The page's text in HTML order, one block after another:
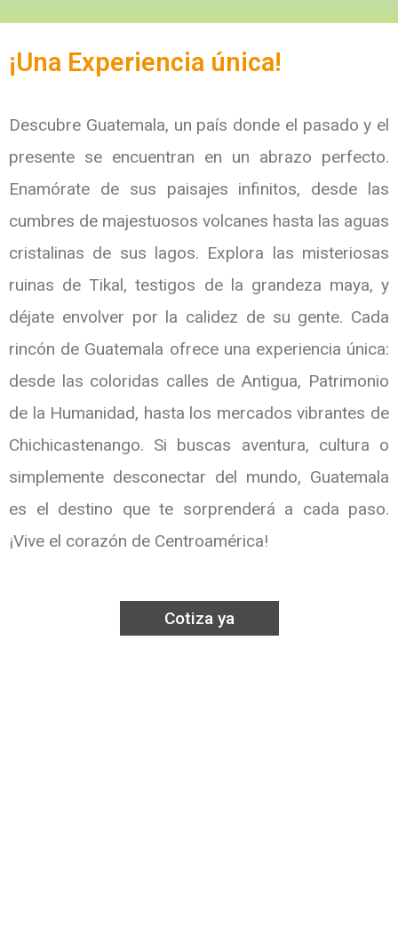
¡Una Experiencia única!
Descubre Guatemala, un país donde el pasado y el
presente se encuentran en un abrazo perfecto.
Enamórate de sus paisajes infinitos, desde las
cumbres de majestuosos volcanes hasta las aguas
cristalinas de sus lagos. Explora las misteriosas
ruinas de Tikal, testigos de la grandeza maya, y
déjate envolver por la calidez de su gente. Cada
rincón de Guatemala ofrece una experiencia única:
desde las coloridas calles de Antigua, Patrimonio
de la Humanidad, hasta los mercados vibrantes de
Chichicastenango. Si buscas aventura, cultura o
simplemente desconectar del mundo, Guatemala
es el destino que te sorprenderá a cada paso.
¡Vive el corazón de Centroamérica!
Cotiza ya